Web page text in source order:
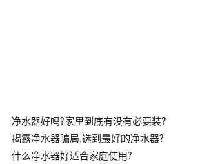
净水器好吗?家里到底有没有必要装?
揭露净水器骗局,选到最好的净水器?
什么净水器好适合家庭使用?